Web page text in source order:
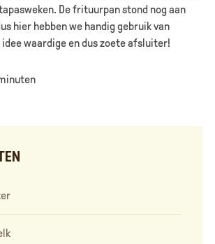
De frituurpan stond nog aan
hier hebben we handig gebruik van
waardige en dus zoete afsluiter!